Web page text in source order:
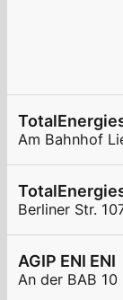
Am Bahnhof
Berliner Str.
AGIP ENI ENI
An der BAB 10